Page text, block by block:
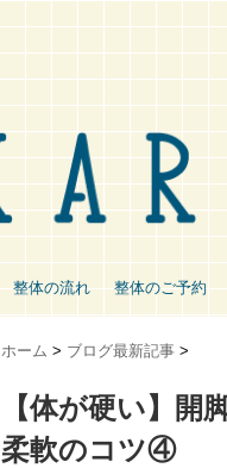
整体の流れ 整体のご予約
ホーム > ブログ最新記事 >
【体が硬い】開
柔軟のコツ④